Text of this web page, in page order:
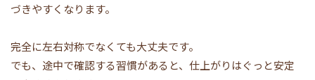
づきやすくなります。
完全に左右対称でなくても大丈夫です。
でも、途中で確認する習慣があると、仕上がりはぐっと安定